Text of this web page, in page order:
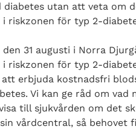
diabetes utan att veta om
i riskzonen för typ 2-
den 31 augusti i Norra
i riskzonen för typ 2-
erbjuda kostnadsfri
Vi kan ge råd om
till sjukvården om det
vårdcentral, så